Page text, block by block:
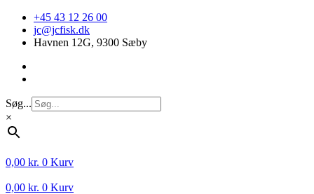
Videre
indhold
+45 43 12 26 00
jc@jcfisk.dk
Havnen 12G, 9300 Sæby
Søg...
×
0,00 kr. 0 Kurv
0,00 kr. 0 Kurv